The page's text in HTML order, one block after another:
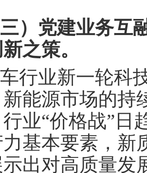
三）党建业务互
之策。
行业新一轮科
新能源市场的持
业“价格战”日
基本要素，新
出对高质量发